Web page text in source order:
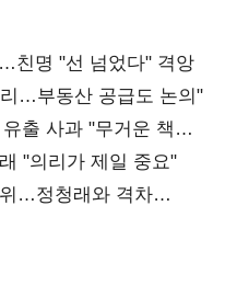
친명 "선 넘었다" 격앙
…부동산 공급도 논의"
출 사과 "무거운 책임
"의리가 제일 중요"
…정청래와 격차